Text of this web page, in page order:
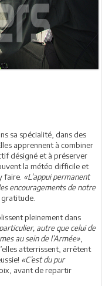
sa spécialité, dans des
apprennent à combiner
désigné et à préserver
la météo difficile et
faire. «L’appui permanent
encouragements de notre
gratitude.
pleinement dans
autre que celui de
au sein de l’Armée»
atterrissent, arrêtent
«C’est du pur
avant de repartir